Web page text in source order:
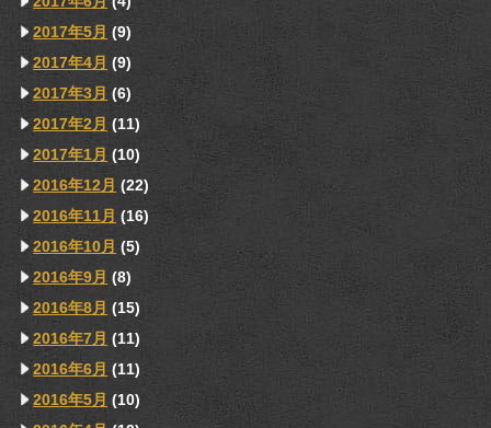
2017年5月 (9)
2017年4月 (9)
2017年3月 (6)
2017年2月 (11)
2017年1月 (10)
2016年12月 (22)
2016年11月 (16)
2016年10月 (5)
2016年9月 (8)
2016年8月 (15)
2016年7月 (11)
2016年6月 (11)
2016年5月 (10)